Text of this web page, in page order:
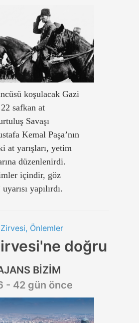
koşulacak Gazi
safkan at
Savaşı
Kemal Paşa’nın
at yarışları, yetim
düzenlenirdi.
içindir, göz
yapılırdı.
Önlemler
doğru
BİZİM
- 42 gün önce